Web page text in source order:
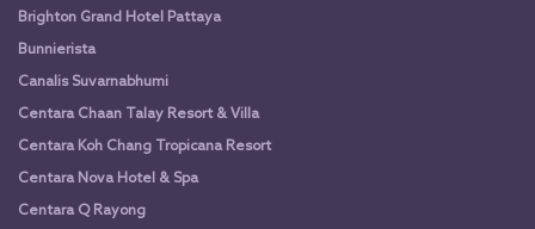
Brighton Grand Hotel Pattaya
Bunnierista
Canalis Suvarnabhumi
Centara Chaan Talay Resort & Villa
Centara Koh Chang Tropicana Resort
Centara Nova Hotel & Spa
Centara Q Rayong